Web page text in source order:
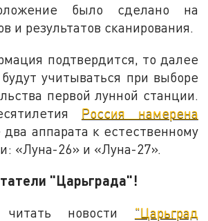
было сделано на
и результатов сканирования.
подтвердится, то далее
учитываться при выборе
первой лунной станции.
Россия намерена
аппарата к естественному
«Луна-26» и «Луна-27».
"Царьграда"!
новости "Царьград